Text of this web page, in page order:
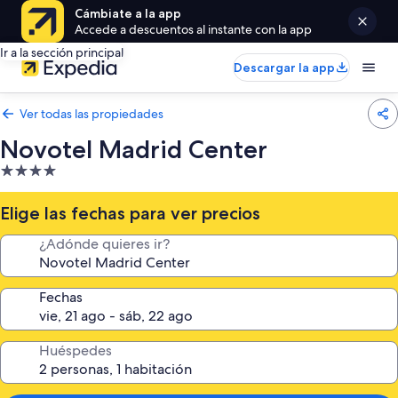
Cámbiate a la app
Accede a descuentos al instante con la app
Ir a la sección principal
Descargar la app
Ver todas las propiedades
Novotel Madrid Center
Propiedad
de
4.0
estrellas
Elige las fechas para ver precios
¿Adónde quieres ir?
Fechas
Huéspedes